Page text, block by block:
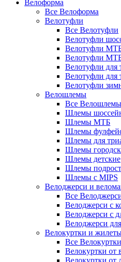
Велоформа
Все Велоформа
Велотуфли
Все Велотуфли
Велотуфли
Велотуфли
Велотуфли
Велотуфли для
Велотуфли для
Велотуфли
Велошлемы
Все Велошлемы
Шлемы
Шлемы МТБ
Шлемы
Шлемы для
Шлемы
Шлемы детские
Шлемы
Шлемы с MIPS
Велоджерси и
Все
Велоджерси с
Велоджерси с
Велоджерси
Велокуртки и
Все
Велокуртки от
Велокуртки от